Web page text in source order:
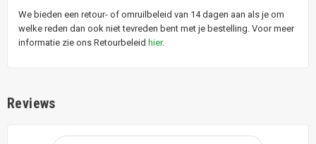
We bieden een retour- of omruilbeleid van 14 dagen aan als je om
welke reden dan ook niet tevreden bent met je bestelling. Voor meer
informatie zie ons Retourbeleid hier.
Reviews